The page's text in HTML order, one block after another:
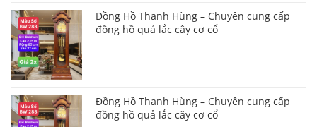
Đồng Hồ Thanh Hùng – Chuyên cung cấp
đồng hồ quả lắc cây cơ cổ
Đồng Hồ Thanh Hùng – Chuyên cung cấp
đồng hồ quả lắc cây cơ cổ